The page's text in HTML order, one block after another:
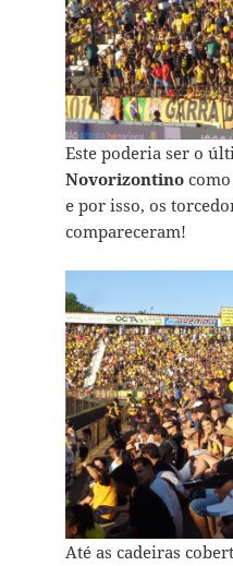
Este poderia ser o
Novorizontinocomo
e por isso, os
compareceram!
Até as cadeiras